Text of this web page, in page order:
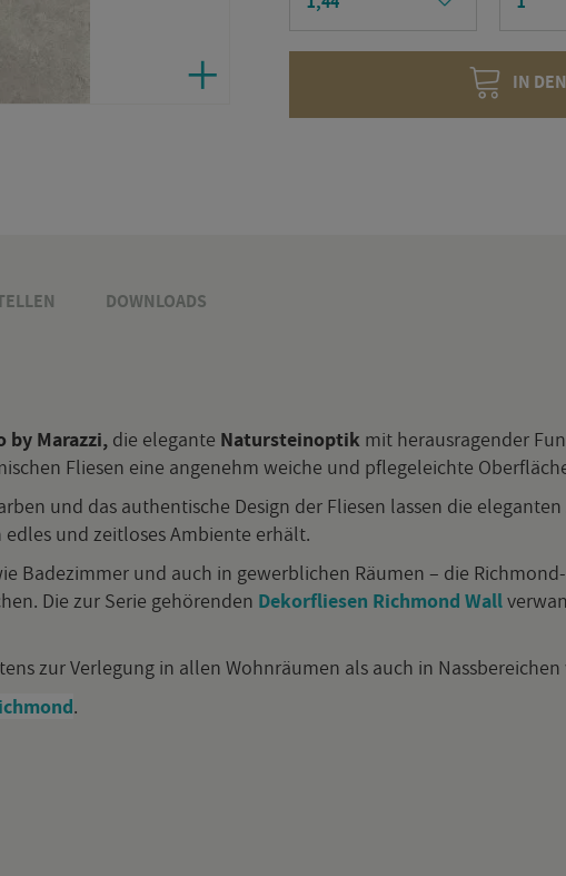
IN
DOWN­LOADS
by Ma­raz­zi, die ele­gan­te Na­tur­stein­op­tik mit her­aus­ra­gen­der
Flie­sen eine an­ge­nehm wei­che und pfle­ge­leich­te
und das au­then­ti­sche De­sign der Flie­sen las­sen die
und zeit­lo­ses Am­bi­en­te er­hält.
Ba­de­zim­mer und auch in ge­werb­li­chen Räu­men – die
Die zur Serie ge­hö­ren­den De­kor­flie­sen Richmond Wall
zur Ver­le­gung in allen Wohn­räu­men als auch in
.